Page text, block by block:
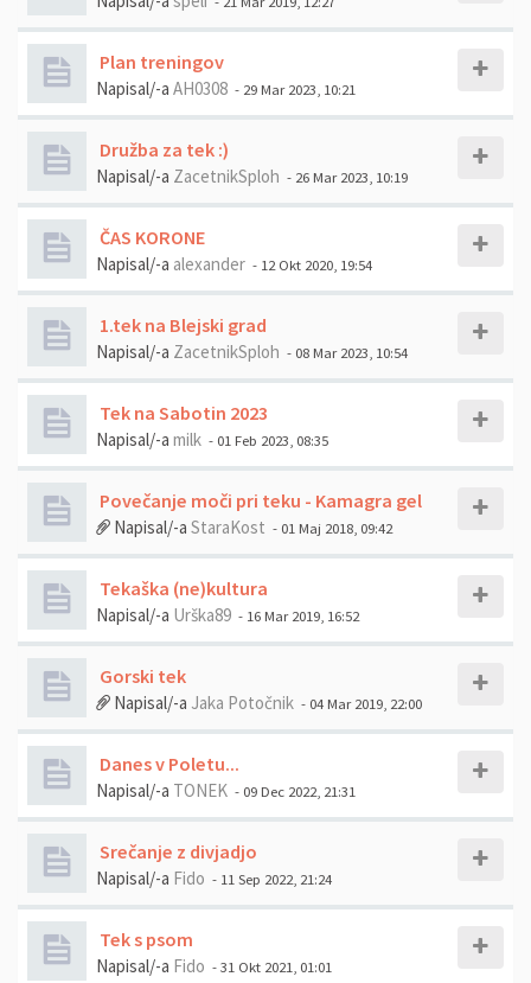
Plan treningov
Napisal/-a AH0308 - 29 Mar 2023, 10:21
Družba za tek :)
Napisal/-a ZacetnikSploh - 26 Mar 2023, 10:19
ČAS KORONE
Napisal/-a alexander - 12 Okt 2020, 19:54
1.tek na Blejski grad
Napisal/-a ZacetnikSploh - 08 Mar 2023, 10:54
Tek na Sabotin 2023
Napisal/-a milk - 01 Feb 2023, 08:35
Povečanje moči pri teku - Kamagra gel
Napisal/-a StaraKost - 01 Maj 2018, 09:42
Tekaška (ne)kultura
Napisal/-a Urška89 - 16 Mar 2019, 16:52
Gorski tek
Napisal/-a Jaka Potočnik - 04 Mar 2019, 22:00
Danes v Poletu...
Napisal/-a TONEK - 09 Dec 2022, 21:31
Srečanje z divjadjo
Napisal/-a Fido - 11 Sep 2022, 21:24
Tek s psom
Napisal/-a Fido - 31 Okt 2021, 01:01